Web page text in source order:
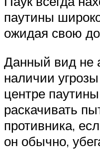
паутины
ожидая свою
Данный вид не
наличии
центре
раскачивать
противника,
он обычно,